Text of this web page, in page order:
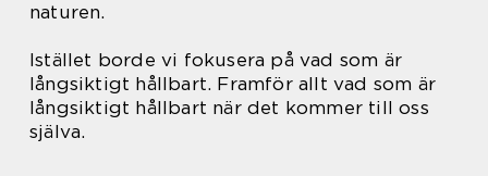
naturen.
Istället borde vi fokusera på vad som är
långsiktigt hållbart. Framför allt vad som är
långsiktigt hållbart när det kommer till oss
själva.